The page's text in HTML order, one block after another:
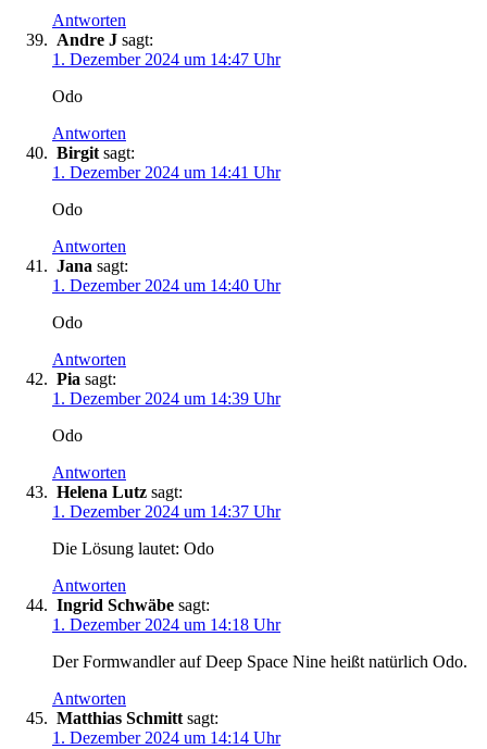
Antworten
Andre J sagt:
1. Dezember 2024 um 14:47 Uhr
Odo
Antworten
Birgit sagt:
1. Dezember 2024 um 14:41 Uhr
Odo
Antworten
Jana sagt:
1. Dezember 2024 um 14:40 Uhr
Odo
Antworten
Pia sagt:
1. Dezember 2024 um 14:39 Uhr
Odo
Antworten
Helena Lutz sagt:
1. Dezember 2024 um 14:37 Uhr
Die Lösung lautet: Odo
Antworten
Ingrid Schwäbe sagt:
1. Dezember 2024 um 14:18 Uhr
Der Formwandler auf Deep Space Nine heißt natürlich Odo.
Antworten
Matthias Schmitt sagt:
1. Dezember 2024 um 14:14 Uhr